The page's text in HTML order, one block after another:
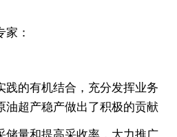
：
践的有机结合，充分发挥业务
油超产稳产做出了积极的贡献
储量和提高采收率，大力推广